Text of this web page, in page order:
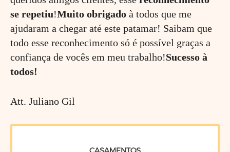
se repetiu!Muito obrigado à todos que me
ajudaram a chegar até este patamar! Saibam que
todo esse reconhecimento só é possível graças a
confiança de vocês em meu trabalho!Sucesso à
todos!
Att. Juliano Gil